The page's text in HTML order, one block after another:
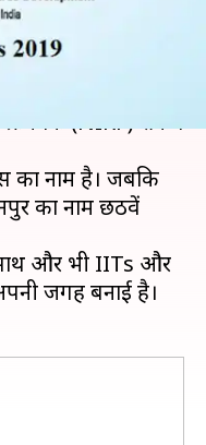
(NIRF) रैंकिंग
का नाम है। जबकि
का नाम छठवें
और भी IITs और
जगह बनाई है।